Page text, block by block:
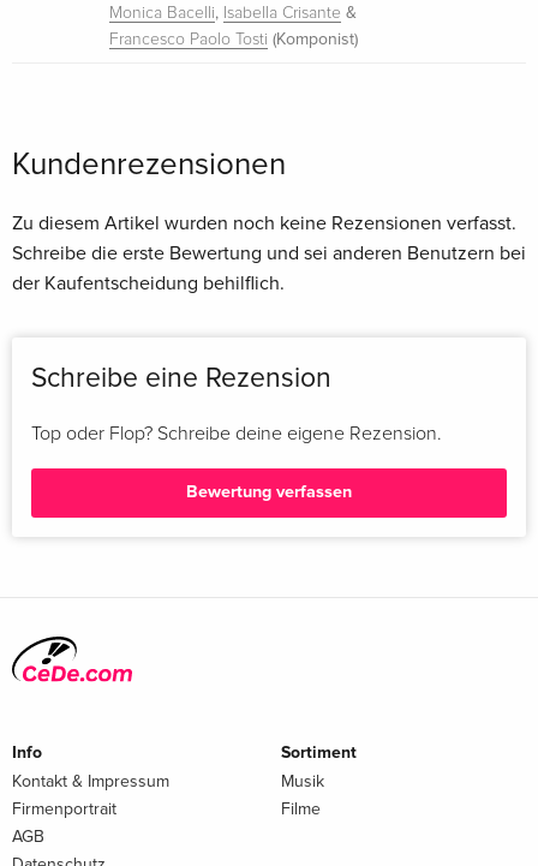
Monica Bacelli, Isabella Crisante &
Francesco Paolo Tosti (Komponist)
Kundenrezensionen
Zu diesem Artikel wurden noch keine Rezensionen verfasst.
Schreibe die erste Bewertung und sei anderen Benutzern bei
der Kaufentscheidung behilflich.
Schreibe eine Rezension
Top oder Flop? Schreibe deine eigene Rezension.
Bewertung verfassen
Info
Kontakt & Impressum
Firmenportrait
AGB
Sortiment
Musik
Filme